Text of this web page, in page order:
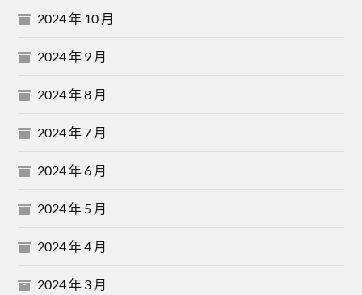
2024 年 10 月
2024 年 9 月
2024 年 8 月
2024 年 7 月
2024 年 6 月
2024 年 5 月
2024 年 4 月
2024 年 3 月